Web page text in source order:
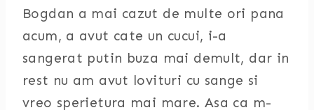
Bogdan a mai cazut de multe ori pana
acum, a avut cate un cucui, i-a
sangerat putin buza mai demult, dar in
rest nu am avut lovituri cu sange si
vreo sperietura mai mare. Asa ca m-